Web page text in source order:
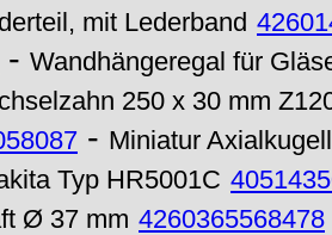
mit Lederband
- Wandhängeregal für
250 x 30 mm
- Miniatur
Typ HR5001C
Ø 37 mm 4260365568478